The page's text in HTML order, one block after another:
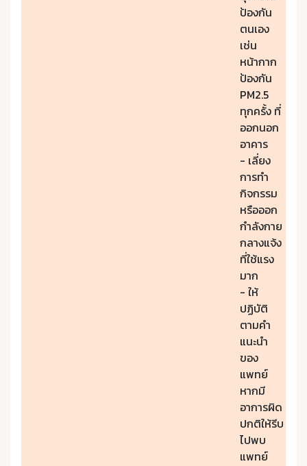
ป้องกัน
ตนเอง
เช่น
หน้ากาก
ป้องกัน
PM2.5
ทุกครั้ง ที่
ออกนอก
อาคาร
- เลี่ยง
การทำ
กิจกรรม
หรือออก
กำลังกาย
กลางแจ้ง
ที่ใช้แรง
มาก
- ให้
ปฏิบัติ
ตามคำ
แนะนำ
ของ
แพทย์
หากมี
อาการผิด
ปกติให้รีบ
ไปพบ
แพทย์